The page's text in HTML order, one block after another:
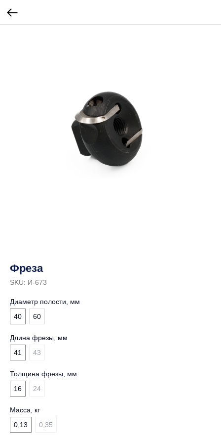
Фреза
SKU: И-673
Диаметр полости, мм
40
60
Длина фрезы, мм
41
43
Толщина фрезы, мм
16
24
Масса, кг
0,13
0,35